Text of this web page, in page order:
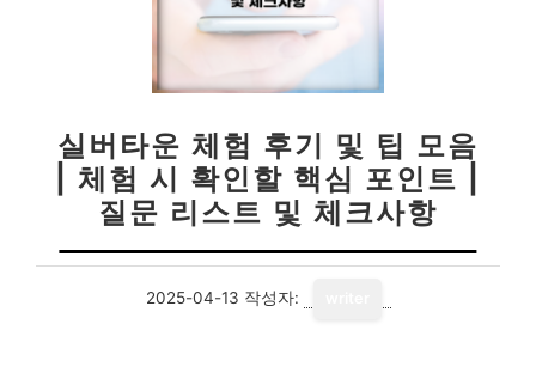
실버타운 체험 후기 및 팁 모음
| 체험 시 확인할 핵심 포인트 |
질문 리스트 및 체크사항
2025-04-13 작성자: